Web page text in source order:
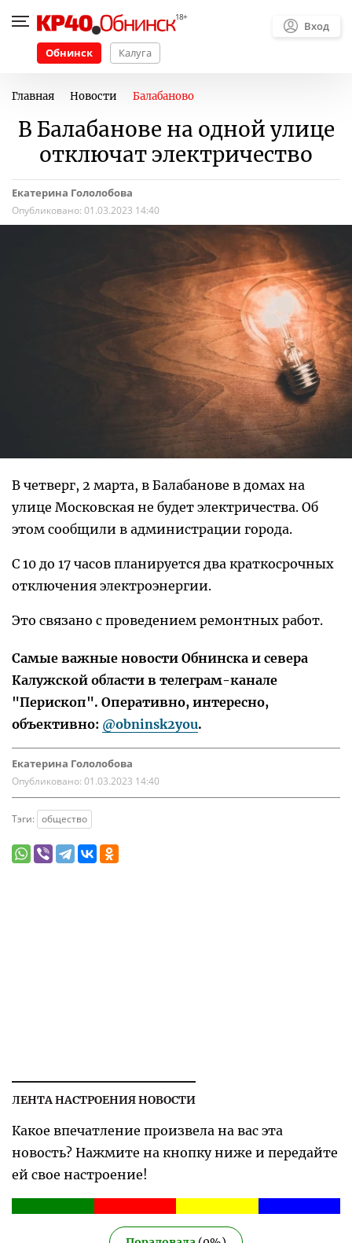
Обнинск Калуга
Вход
Главная Новости Балабаново
В Балабанове на одной улице
отключат электричество
Екатерина Гололобова
Опубликовано: 01.03.2023 14:40
В четверг, 2 марта, в Балабанове в домах на
улице Московская не будет электричества. Об
этом сообщили в администрации города.
С 10 до 17 часов планируется два краткосрочных
отключения электроэнергии.
Это связано с проведением ремонтных работ.
Самые важные новости Обнинска и севера
Калужской области в телеграм-канале
"Перископ". Оперативно, интересно,
объективно: @obninsk2you.
Екатерина Гололобова
Опубликовано: 01.03.2023 14:40
Тэги: общество
ЛЕНТА НАСТРОЕНИЯ НОВОСТИ
Какое впечатление произвела на вас эта
новость? Нажмите на кнопку ниже и передайте
ей свое настроение!